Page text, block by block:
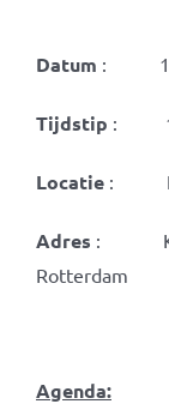
Datum : 19
Tijdstip :
Locatie:
Adres :
Rotterdam
Agenda: